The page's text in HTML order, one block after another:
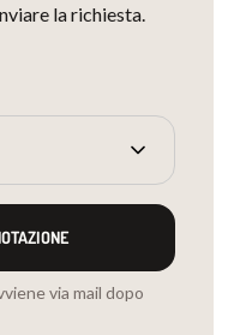
la richiesta.
via mail dopo